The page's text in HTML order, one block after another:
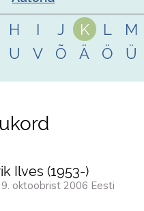
H I J K L
M
U V Õ Ä Ö Ü
olukord
Ilves (1953-)
oktoobrist 2006 Eesti